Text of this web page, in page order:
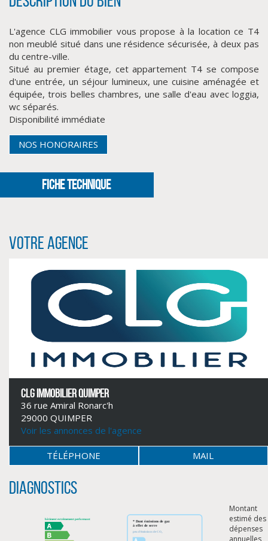
CLIQUER ICI POUR AGRANDIR
CLIQUER ICI POUR AGRANDIR
L'agence CLG immobilier vous propose à la location ce T4
non meublé situé dans une résidence sécurisée, à deux pas
du centre-ville.
Situé au premier étage, cet appartement T4 se compose
d'une entrée, un séjour lumineux, une cuisine aménagée et
équipée, trois belles chambres, une salle d'eau avec loggia,
wc séparés.
Disponibilité immédiate
NOS HONORAIRES
FICHE TECHNIQUE
Votre agence
CLG IMMOBILIER QUIMPER
36 rue Amiral Ronarc'h
29000 QUIMPER
Voir les annonces de l'agence
TÉLÉPHONE MAIL
Diagnostics
Montant
estimé des
dépenses
annuelles